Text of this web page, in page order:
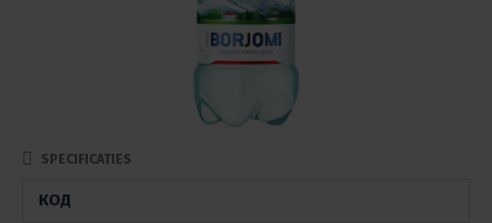
SPECIFICATIES
КОД